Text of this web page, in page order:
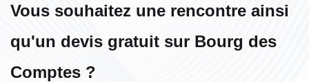
Vous souhaitez une rencontre ainsi
qu'un devis gratuit sur Bourg des
Comptes ?